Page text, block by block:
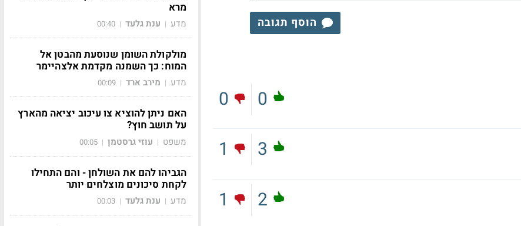
הוסף תגובה
0
0
3
1
2
1
מרא
מדע | ענת גלעד |
00:40
מולקולת השומן שנוסעת מהבטן אל
המוח: כך השמנה מקדמת אלצהיימר
מדע | מירב ארד |
00:09
האם ניתן להוציא צו עיכוב יציאה מהארץ
על תושב חוץ?
משפט | עוזי גרסטמן |
00:05
הגביהו להם את השולחן - והם התחילו
לקחת סיכונים מוצלחים יותר
מדע | ענת גלעד |
00:03